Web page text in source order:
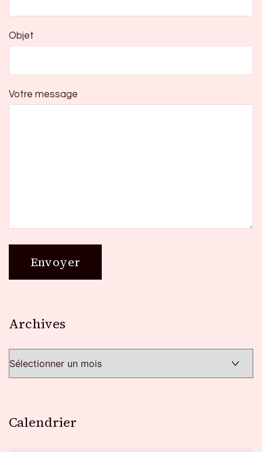
Objet
Votre message
Archives
Calendrier